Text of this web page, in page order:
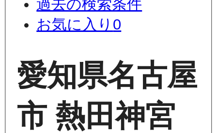
過去の検索条件
お気に入り 0
愛知県名古屋
市 熱田神宮